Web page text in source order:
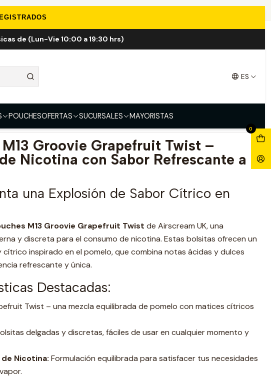
de (Lun-Vie 10:00 a 19:30 hrs)
ES
POUCHESOFERTAS SUCURSALES MAYORISTAS
0
M13 Groovie Grapefruit Twist
M13 Groovie Grapefruit Twist –
Nicotina con Sabor Refrescante a
una Explosión de Sabor Cítrico en
M13 Groovie Grapefruit Twist de Airscream UK, una
y discreta para el consumo de nicotina. Estas bolsitas ofrecen un
inspirado en el pomelo, que combina notas ácidas y dulces
refrescante y única.
Destacadas:
Twist – una mezcla equilibrada de pomelo con matices cítricos
delgadas y discretas, fáciles de usar en cualquier momento y
Nicotina: Formulación equilibrada para satisfacer tus necesidades